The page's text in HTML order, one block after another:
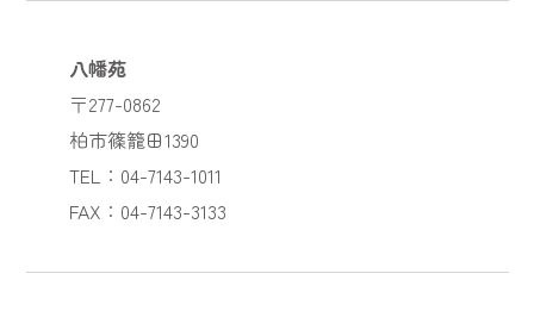
八幡苑
〒277-0862
柏市篠籠田1390
TEL：04-7143-1011
FAX：04-7143-3133